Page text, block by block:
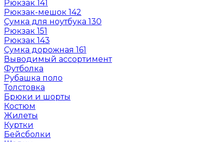
Рюкзак 141
Рюкзак-мешок 142
Сумка для ноутбука 130
Рюкзак 151
Рюкзак 143
Сумка дорожная 161
Выводимый ассортимент
Футболка
Рубашка поло
Толстовка
Брюки и шорты
Костюм
Жилеты
Куртки
Бейсболки